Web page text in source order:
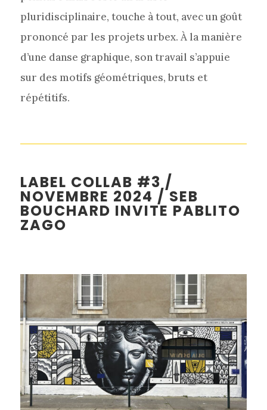
pluridisciplinaire, touche à tout, avec un goût
prononcé par les projets urbex. À la manière
d’une danse graphique, son travail s’appuie
sur des motifs géométriques, bruts et
répétitifs.
LABEL COLLAB #3 /
NOVEMBRE 2024 / SEB
BOUCHARD INVITE PABLITO
ZAGO